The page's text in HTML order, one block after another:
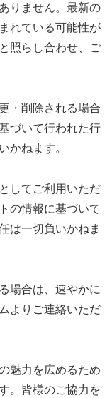
りません。最新の
れている可能性が
照らし合わせ、ご
・削除される場合
づいて行われた行
かねます。
してご利用いただ
の情報に基づいて
は一切負いかねま
場合は、速やかに
よりご連絡いただ
魅力を広めるため
。皆様のご協力を